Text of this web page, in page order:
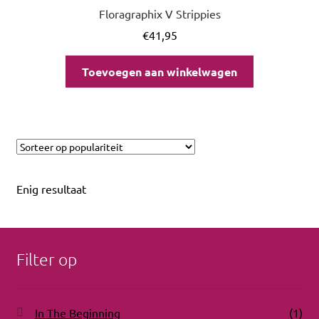
Floragraphix V Strippies
€41,95
Toevoegen aan winkelwagen
Enig resultaat
Filter op
In The Beginning (1)